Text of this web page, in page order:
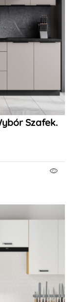
Szafek.